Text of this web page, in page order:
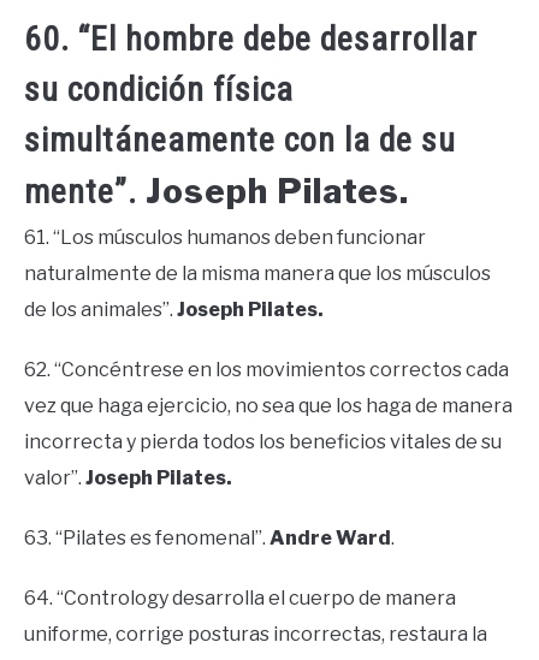
60. “El hombre debe desarrollar
su condición física
simultáneamente con la de su
mente”. Joseph Pilates.
61. “Los músculos humanos deben funcionar
naturalmente de la misma manera que los músculos
de los animales”. Joseph Pilates.
62. “Concéntrese en los movimientos correctos cada
vez que haga ejercicio, no sea que los haga de manera
incorrecta y pierda todos los beneficios vitales de su
valor”. Joseph Pilates.
63. “Pilates es fenomenal”. Andre Ward .
64. “Contrology desarrolla el cuerpo de manera
uniforme, corrige posturas incorrectas, restaura la